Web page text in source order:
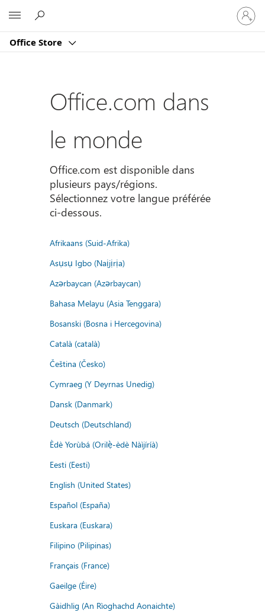
Office Store
vous
à
compte
Office.com dans
le monde
Office.com est disponible dans
plusieurs pays/régions.
Sélectionnez votre langue préférée
ci-dessous.
Afrikaans (Suid-Afrika)
Asụsụ Igbo (Naịjịrịa)
Azərbaycan (Azərbaycan)
Bahasa Melayu (Asia Tenggara)
Bosanski (Bosna i Hercegovina)
Català (català)
Čeština (Česko)
Cymraeg (Y Deyrnas Unedig)
Dansk (Danmark)
Deutsch (Deutschland)
Èdè Yorùbá (Orilẹ̀-èdè Nàìjíríà)
Eesti (Eesti)
English (United States)
Español (España)
Euskara (Euskara)
Filipino (Pilipinas)
Français (France)
Gaeilge (Éire)
Gàidhlig (An Rìoghachd Aonaichte)